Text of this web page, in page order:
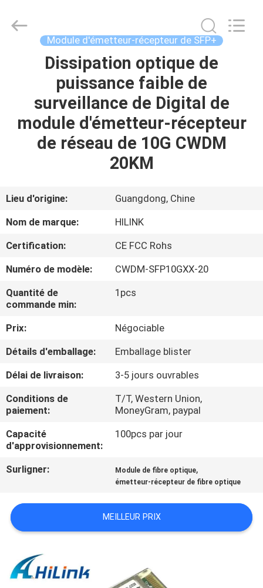
MAISON
PRODUITS
PROPOS
DE
NOUS
VISITE
DE
CONTRÔLE
DE
LA
QUALITÉ
NOUS
CONTACTER
NOUVELLES
AFFAIRES
HiLink
Technology
Module d'émetteur-récepteur de SFP+
Dissipation optique de
puissance faible de
surveillance de Digital de
module d'émetteur-récepteur
de réseau de 10G CWDM
20KM
Lieu d'origine:
Guangdong, Chine
Nom de marque:
HILINK
Certification:
CE FCC Rohs
Numéro de modèle:
CWDM-SFP10GXX-20
Quantité de
commande min:
1pcs
Prix:
Négociable
Détails d'emballage:
Emballage blister
Délai de livraison:
3-5 jours ouvrables
Conditions de
paiement:
T/T, Western Union,
MoneyGram, paypal
Capacité
d'approvisionnement:
100pcs par jour
Surligner: Module de fibre optique,
émetteur-récepteur de fibre optique
MEILLEUR PRIX